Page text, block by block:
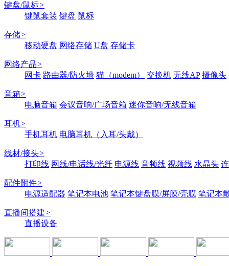
键盘/鼠标>
键鼠套装 键盘 鼠标
存储>
移动硬盘 网络存储 U盘 存储卡
网络产品>
网卡 路由器/防火墙 猫（modem） 交换机 无线AP 摄像头
音箱>
电脑音箱 会议音响/广场音箱 迷你音响/无线音箱
耳机>
手机耳机 电脑耳机（入耳/头戴）
线材/接头>
打印线 网线/电话线/光纤 电源线 音频线 视频线 水晶头
配件附件>
电源适配器 笔记本电池 笔记本键盘膜/屏膜/壳膜 笔记本
直播间搭建>
直播设备